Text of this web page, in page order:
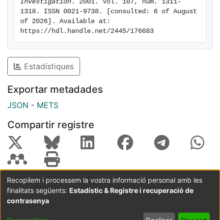
Investigation . 2001. Vol. 107, num. 1311-
1318. ISSN 0021-9738. [consulted: 6 of August
of 2026]. Available at:
https://hdl.handle.net/2445/176683
Estadístiques
Exportar metadades
JSON - METS
Compartir registre
Coordinació:CRAI UB Avís legal
Metadades
subjectes a:
Configuració
Recopilem i processem la vostra informació personal amb les
finalitats següents: Estadístic & Registre i recuperació de
contrasenya